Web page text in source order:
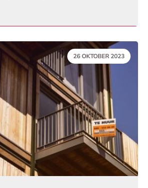
DATUM:
26 OKTOBER 2023